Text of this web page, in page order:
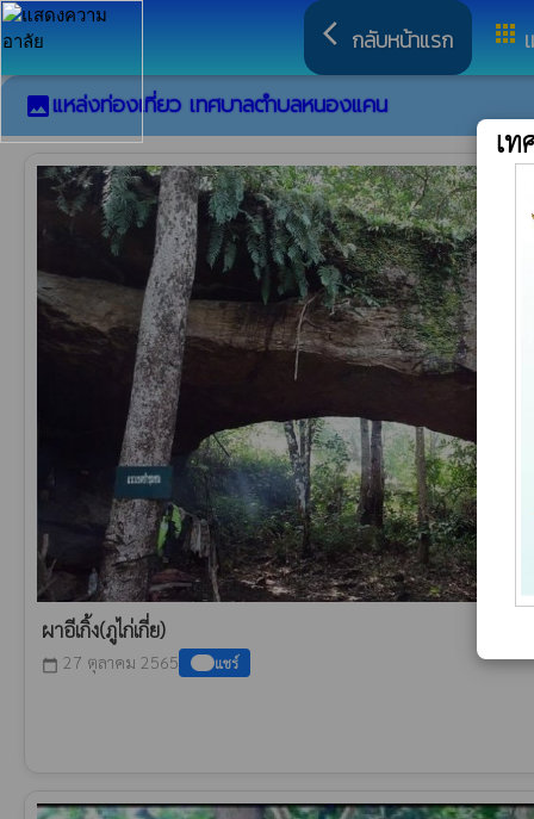
arrow_back_ios กลับหน้าแรก apps
imageแหล่งท่องเที่ยว เทศบาลตำบลหนองแคน
ผาอีเกิ้ง(ภูไก่เกี่ย)
calendar_today 27 ตุลาคม 2565 แชร์
เ